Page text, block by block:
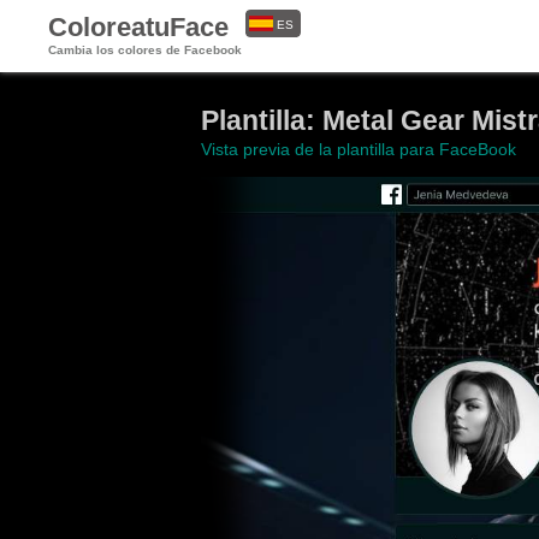
ColoreatuFace
Cambia los colores de Facebook
ES
Plantilla: Metal Gear
Vista previa de la plantilla para FaceBook